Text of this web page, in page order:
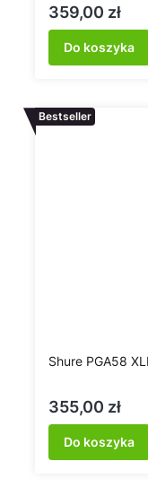
Cena
359,00 zł
Do koszyka
Bestseller
Shure PGA58
Cena
355,00 zł
Do koszyka